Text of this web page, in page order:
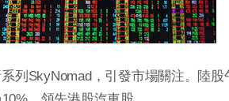
列SkyNomad，引發市場關注。陸